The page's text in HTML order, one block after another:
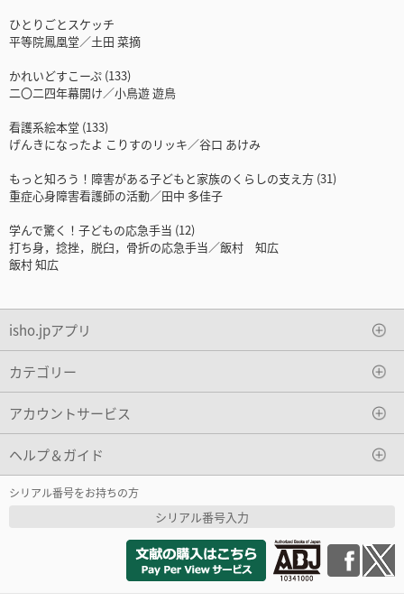
ひとりごとスケッチ
平等院鳳凰堂／土田 菜摘
かれいどすこーぷ (133)
二〇二四年幕開け／小鳥遊 遊鳥
看護系絵本堂 (133)
げんきになったよ こりすのリッキ／谷口 あけみ
もっと知ろう！障害がある子どもと家族のくらしの支え方 (31)
重症心身障害看護師の活動／田中 多佳子
学んで驚く！子どもの応急手当 (12)
打ち身，捻挫，脱臼，骨折の応急手当／飯村 知広
飯村 知広
isho.jpアプリ
カテゴリー
アカウントサービス
ヘルプ＆ガイド
シリアル番号をお持ちの方
シリアル番号入力